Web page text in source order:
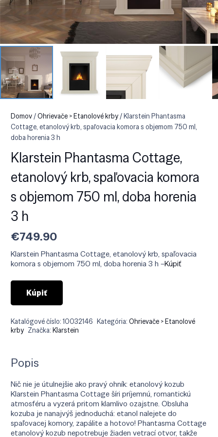
Domov/Ohrievače > Etanolové krby/ Klarstein Phantasma
Cottage, etanolový krb, spaľovacia komora s objemom 750 ml,
doba horenia 3 h
Klarstein Phantasma Cottage,
etanolový krb, spaľovacia komora
s objemom 750 ml, doba horenia
3 h
€749.90
Klarstein Phantasma Cottage, etanolový krb, spaľovacia
komora s objemom 750 ml, doba horenia 3 h –Kúpiť
Kúpiť
Katalógové číslo:10032146 Kategória:Ohrievače > Etanolové
krby Značka:Klarstein
Popis
Nič nie je útulnejšie ako pravý ohník: etanolový kozub
Klarstein Phantasma Cottage šíri príjemnú, romantickú
atmosféru a vyzerá pritom klamlivo ozajstne. Obsluha
kozuba je nanajvýš jednoduchá: etanol nalejete do
spaľovacej komory, zapálite a hotovo! Phantasma Cottage
etanolový kozub nepotrebuje žiaden vetrací otvor, takže